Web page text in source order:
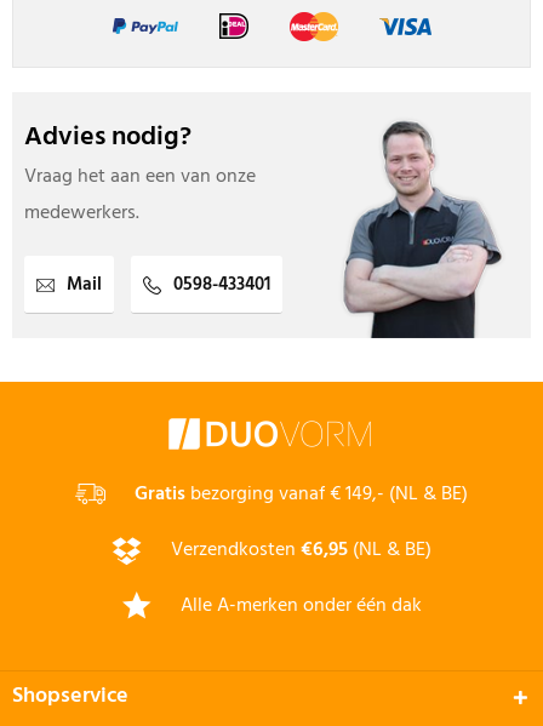
Advies nodig?
Vraag het aan een van onze
medewerkers.
Mail 0598-433401
Gratisbezorging vanaf € 149,- (NL & BE)
Verzendkosten€6,95(NL & BE)
Alle A-merken onder één dak
Shopservice